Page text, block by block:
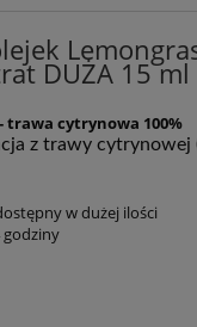
DUŻA 15 ml
trawa cytrynowa 100%
z trawy cytrynowej
w dużej ilości
godziny